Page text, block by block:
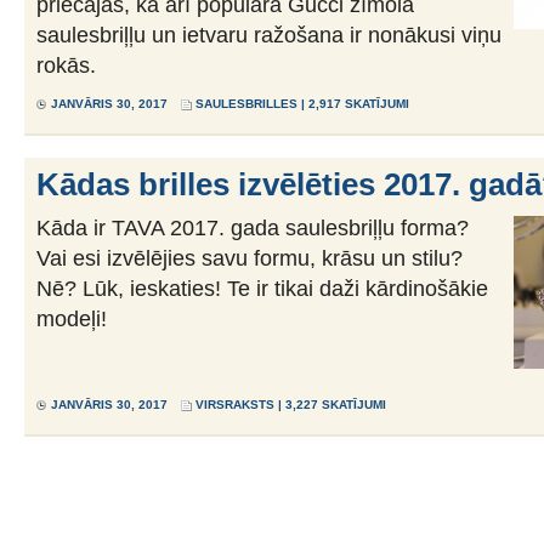
saulesbriļļu un ietvaru ražošana ir nonākusi viņu
rokās.
JANVĀRIS 30, 2017 SAULESBRILLES | 2,917 SKATĪJUMI
Kādas brilles izvēlēties 2017.
Kāda ir TAVA 2017. gada saulesbriļļu forma?
Vai esi izvēlējies savu formu, krāsu un stilu?
Nē? Lūk, ieskaties! Te ir tikai daži kārdinošākie
modeļi!
JANVĀRIS 30, 2017 VIRSRAKSTS | 3,227 SKATĪJUMI